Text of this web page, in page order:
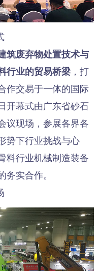
筑废弃物处置技术与
行业的贸易桥梁，打
作交易于一体的国际
开幕式由广东省砂石
议现场，参展各界各
势下行业挑战与心
料行业机械制造装备
务实合作。